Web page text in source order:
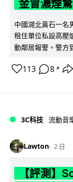
金冒濃煙
中國湖北黃石一名
租住單位私設高壓
動鄰居報警。警方
113 8 ↗
3C科技 流動音
Lawton 2 日
【評測】